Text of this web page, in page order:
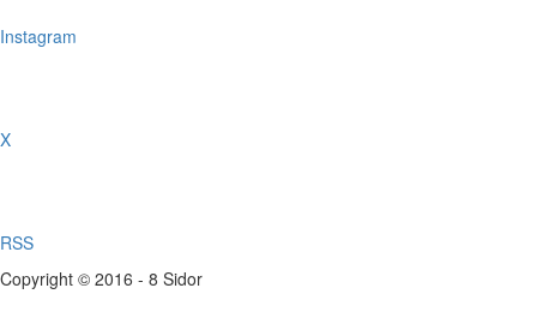
Instagram
X
RSS
Copyright © 2016 - 8 Sidor